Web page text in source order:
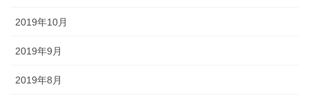
2019年10月
2019年9月
2019年8月